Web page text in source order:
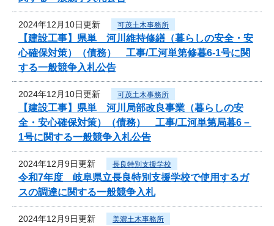
2024年12月10日更新 可茂土木事務所
【建設工事】県単 河川維持修繕（暮らしの安全・安
心確保対策）（債務） 工事/工河単第修暮6-1号に関
する一般競争入札公告
2024年12月10日更新 可茂土木事務所
【建設工事】県単 河川局部改良事業（暮らしの安
全・安心確保対策）（債務） 工事/工河単第局暮6－
1号に関する一般競争入札公告
2024年12月9日更新 長良特別支援学校
令和7年度 岐阜県立長良特別支援学校で使用するガ
スの調達に関する一般競争入札
2024年12月9日更新 美濃土木事務所